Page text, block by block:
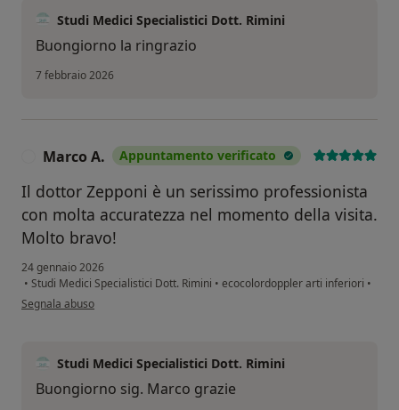
Studi Medici Specialistici Dott. Rimini
Buongiorno la ringrazio
7 febbraio 2026
Marco A. Appuntamento verificato
Il dottor Zepponi è un serissimo professionista
con molta accuratezza nel momento della visita.
Molto bravo!
24 gennaio 2026
• Studi Medici Specialistici Dott. Rimini • ecocolordoppler arti inferiori •
secondo l'opinione dell'utente Marco A.
Segnala abuso
Studi Medici Specialistici Dott. Rimini
Buongiorno sig. Marco grazie